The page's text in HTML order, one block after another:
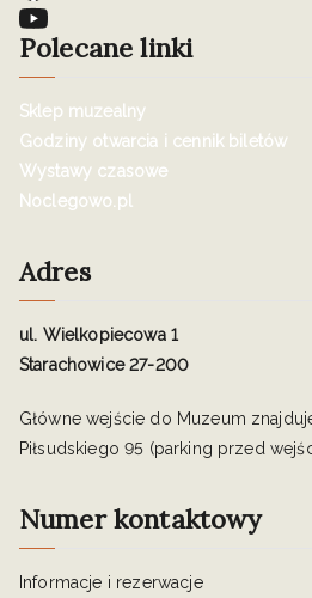
Polecane linki
Sklep muzealny
Godziny otwarcia i cennik biletów
Wystawy czasowe
Noclegowo.pl
Adres
ul. Wielkopiecowa 1
Starachowice 27-200
Główne wejście do Muzeum
Piłsudskiego 95 (parking przed
Numer kontaktowy
Informacje i rezerwacje